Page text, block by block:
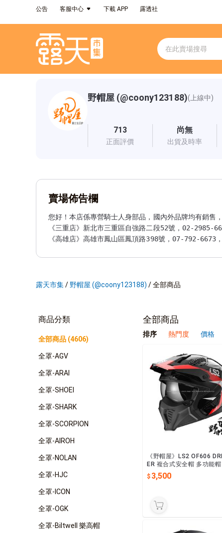
公告 客服中心 下載 APP 露透社
野帽屋 (@coony123188)(上線中)
713
正面評價
尚無
出貨及時率
賣場佈告欄
您好！本店係專營騎士人身部品，國內外品牌均有銷
《三重店》新北市三重區自強路二段52號，02-
露天市集/ 野帽屋 (@coony123188) /全部商品
商品分類
全部商品 (4606)
全罩-AGV
全罩-ARAI
全罩-SHOEI
全罩-SHARK
全罩-SCORPION
全罩-AIROH
全罩-NOLAN
全罩-HJC
全罩-ICON
全罩-OGK
全罩-Biltwell 樂高帽
全部商品
排序 熱門度 價格
《野帽屋》LS2 OF606
ER 複合式安全帽 多功能帽
巴可拆 。TRIALITY黑紅
3,500